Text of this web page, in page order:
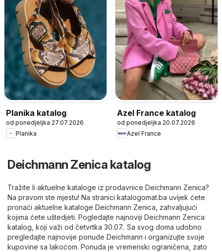
Planika katalog
od ponedjeljka 27.07.2026
Planika
Azel France katalog
od ponedjeljka 20.07.2026
Azel France
Deichmann Zenica katalog
Tražite li aktuelne kataloge iz prodavnice Deichmann Zenica?
Na pravom ste mjestu! Na stranici katalogomat.ba uvijek ćete
pronaći aktuelne kataloge Deichmann Zenica, zahvaljujući
kojima ćete uštedjeti. Pogledajte najnoviji Deichmann Zenica
katalog, koji važi od četvrtka 30.07.. Sa svog doma udobno
pregledajte najnovije ponude Deichmann i organizujte svoje
kupovine sa lakoćom. Ponuda je vremenski ograničena, zato